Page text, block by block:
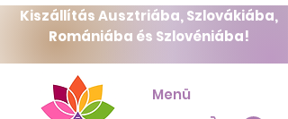
Kiszállítás Ausztriába, Szlovákiába,
Romániába és Szlovéniába!
Menü